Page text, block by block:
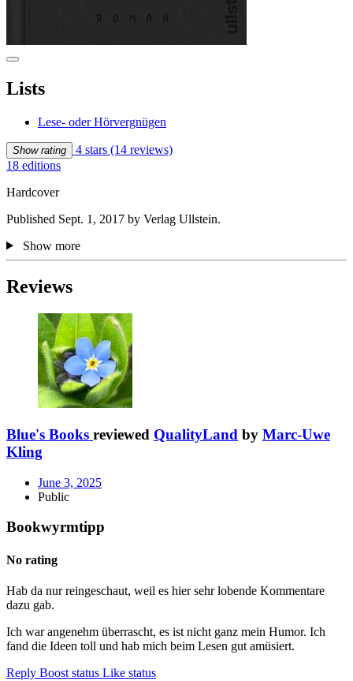
Lists
Lese- oder Hörvergnügen
Show rating 4 stars (14 reviews)
18 editions
Hardcover
Published Sept. 1, 2017 by Verlag Ullstein.
Show more
Reviews
Blue's Books reviewed QualityLand by Marc-Uwe
Kling
June 3, 2025
Public
Bookwyrmtipp
No rating
Hab da nur reingeschaut, weil es hier sehr lobende Kommentare
dazu gab.
Ich war angenehm überrascht, es ist nicht ganz mein Humor. Ich
fand die Ideen toll und hab mich beim Lesen gut amüsiert.
Reply Boost status Like status